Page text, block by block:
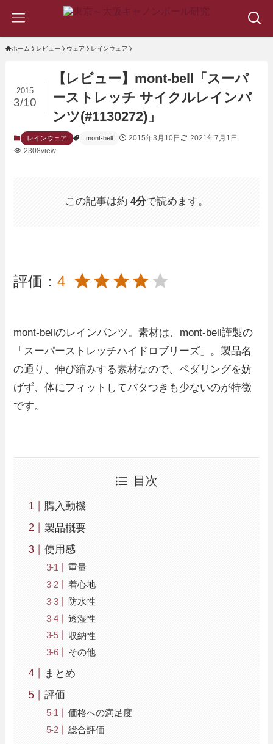
ホーム レビュー ウェア レインウェア
【レビュー】mont-bell「スーパ
ーストレッチ サイクルレインパ
ンツ(#1130272)」
2015
3/10
レインウェア mont-bell 2015年3月10日
2021年7月1日
2308view
この記事は約 4分で読めます。
評価：4
mont-bellのレインパンツ。素材は、mont-bell謹製の
「スーパーストレッチハイドロブリーズ」。製品名
の通り、伸び縮みする素材なので、ペダリングを妨
げず、体にフィットしてバタつきも少ないのが特徴
です。
目次
購入動機
製品概要
使用感
重量
着心地
防水性
透湿性
収納性
その他
まとめ
評価
価格への満足度
総合評価